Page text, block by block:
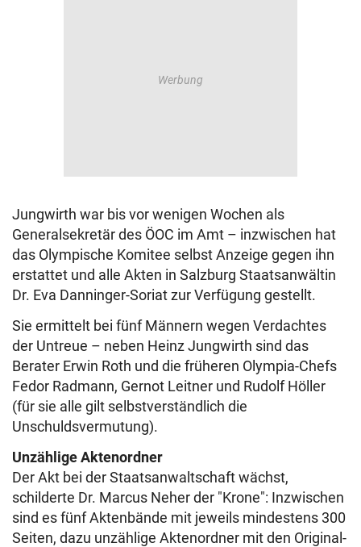
Jungwirth war bis vor wenigen Wochen als
Generalsekretär des ÖOC im Amt – inzwischen hat
das Olympische Komitee selbst Anzeige gegen ihn
erstattet und alle Akten in Salzburg Staatsanwältin
Dr. Eva Danninger-Soriat zur Verfügung gestellt.
Sie ermittelt bei fünf Männern wegen Verdachtes
der Untreue – neben Heinz Jungwirth sind das
Berater Erwin Roth und die früheren Olympia-Chefs
Fedor Radmann, Gernot Leitner und Rudolf Höller
(für sie alle gilt selbstverständlich die
Unschuldsvermutung).
Unzählige Aktenordner
Der Akt bei der Staatsanwaltschaft wächst,
schilderte Dr. Marcus Neher der "Krone": Inzwischen
sind es fünf Aktenbände mit jeweils mindestens 300
Seiten, dazu unzählige Aktenordner mit den Original-